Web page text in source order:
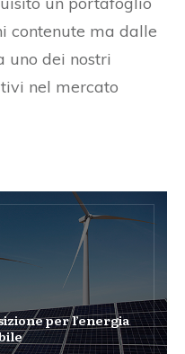
contenute ma dalle
uno dei nostri
nel mercato
per l’energia